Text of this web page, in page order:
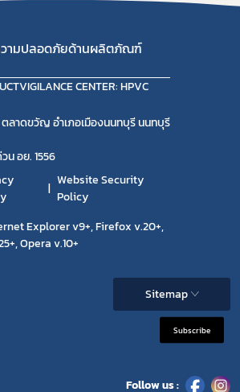
วามปลอดภัยด้านผลิตภัณฑ์
CENTER: HPVC
ลาดขวัญ อำเภอเมืองนนทบุรี นนทบุรี
น อย. 1556
Website Security
Policy
Explorer v9+, Firefox v.20+,
Opera v.10+
Sitemap
Subscribe
Follow us :